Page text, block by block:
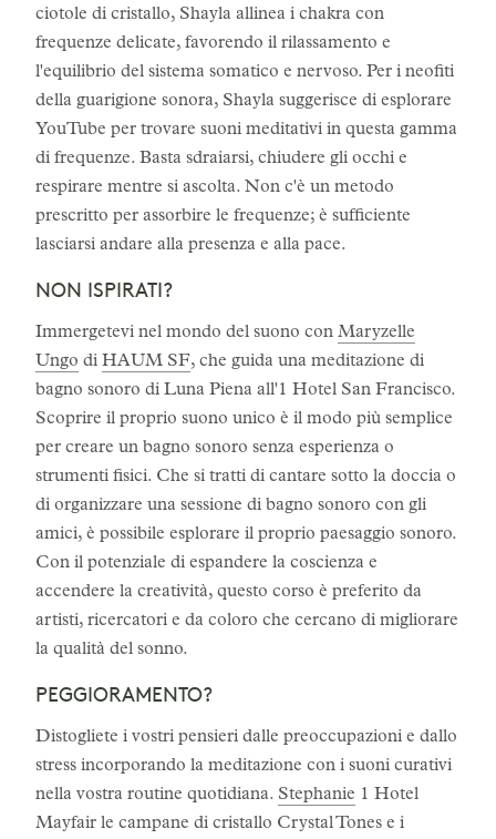
ciotole di cristallo, Shayla allinea i chakra con
frequenze delicate, favorendo il rilassamento e
l'equilibrio del sistema somatico e nervoso. Per i neofiti
della guarigione sonora, Shayla suggerisce di esplorare
YouTube per trovare suoni meditativi in questa gamma
di frequenze. Basta sdraiarsi, chiudere gli occhi e
respirare mentre si ascolta. Non c'è un metodo
prescritto per assorbire le frequenze; è sufficiente
lasciarsi andare alla presenza e alla pace.
NON ISPIRATI?
Immergetevi nel mondo del suono con Maryzelle
Ungo di HAUM SF, che guida una meditazione di
bagno sonoro di Luna Piena all'1 Hotel San Francisco.
Scoprire il proprio suono unico è il modo più semplice
per creare un bagno sonoro senza esperienza o
strumenti fisici. Che si tratti di cantare sotto la doccia o
di organizzare una sessione di bagno sonoro con gli
amici, è possibile esplorare il proprio paesaggio sonoro.
Con il potenziale di espandere la coscienza e
accendere la creatività, questo corso è preferito da
artisti, ricercatori e da coloro che cercano di migliorare
la qualità del sonno.
PEGGIORAMENTO?
Distogliete i vostri pensieri dalle preoccupazioni e dallo
stress incorporando la meditazione con i suoni curativi
nella vostra routine quotidiana. Stephanie 1 Hotel
Mayfair le campane di cristallo Crystal Tones e i